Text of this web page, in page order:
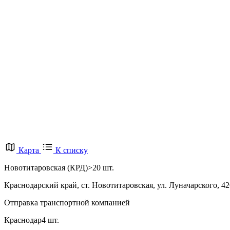
Карта
К списку
Новотитаровская (КРД)>20 шт.
Краснодарский край, ст. Новотитаровская, ул. Луначарского,
Отправка транспортной компанией
Краснодар4 шт.